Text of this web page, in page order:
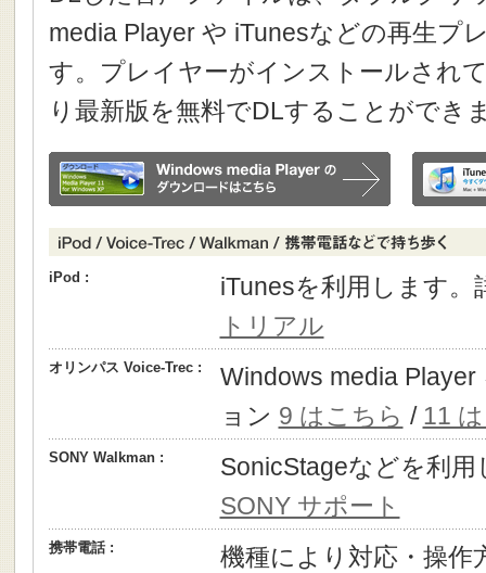
media Player や iTunesなどの再生プ
す。プレイヤーがインストールされ
り最新版を無料でDLすることができ
iPod :
iTunesを利用します
トリアル
オリンパス Voice-Trec :
Windows media
ョン 9 はこちら / 11
SONY Walkman :
SonicStageなどを利
SONY サポート
携帯電話 :
機種により対応・操作